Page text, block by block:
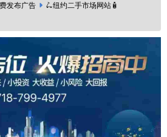
发布广告
🛴纽约二手市场网站🧴